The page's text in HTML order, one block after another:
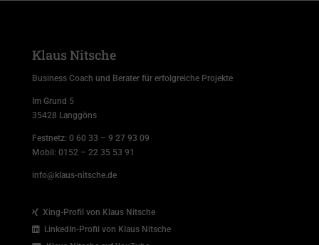
Klaus Nitsche
Business Coach und Berater für erfolgreiche Projekte
Im Grund 5
35428 Langgöns
Festnetz: 0 60 33 – 9 27 93 09
Mobil: 0152 – 22 35 53 91
info@klaus-nitsche.de
Xing-Profil von Klaus Nitsche
LinkedIn-Profil von Klaus Nitsche